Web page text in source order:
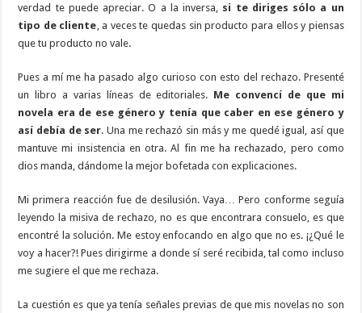
verdad te puede apreciar. O a la inversa, si te diriges sólo a un
tipo de cliente , a veces te quedas sin producto para ellos y piensas
que tu producto no vale.
Pues a mí me ha pasado algo curioso con esto del rechazo. Presenté
un libro a varias líneas de editoriales. Me convencí de que mi
novela era de ese género y tenía que caber en ese género y
así debía de ser. Una me rechazó sin más y me quedé igual, así que
mantuve mi insistencia en otra. Al fin me ha rechazado, pero como
dios manda, dándome la mejor bofetada con explicaciones.
Mi primera reacción fue de desilusión. Vaya… Pero conforme seguía
leyendo la misiva de rechazo, no es que encontrara consuelo, es que
encontré la solución. Me estoy enfocando en algo que no es. ¡¿Qué le
voy a hacer?! Pues dirigirme a donde sí seré recibida, tal como incluso
me sugiere el que me rechaza.
La cuestión es que ya tenía señales previas de que mis novelas no son